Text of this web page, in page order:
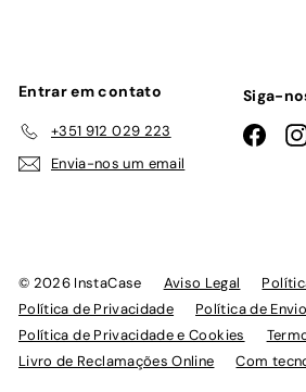
Entrar em contato
+351 912 029 223
Envia-nos um email
Siga-
© 2026 InstaCase Aviso Legal
Política de Privacidade
Política de Envio
Política de Privacidade e Cookies
Livro de Reclamações Online
Com